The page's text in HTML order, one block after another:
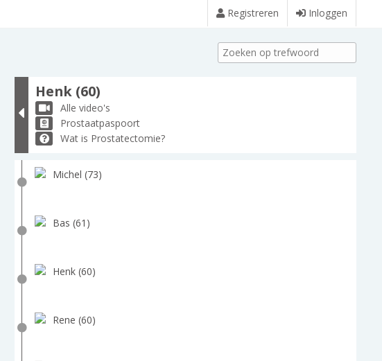
Registreren Inloggen
Henk (60)
Alle video's
Prostaatpaspoort
Wat is Prostatectomie?
Michel (73)
Bas (61)
Henk (60)
Rene (60)